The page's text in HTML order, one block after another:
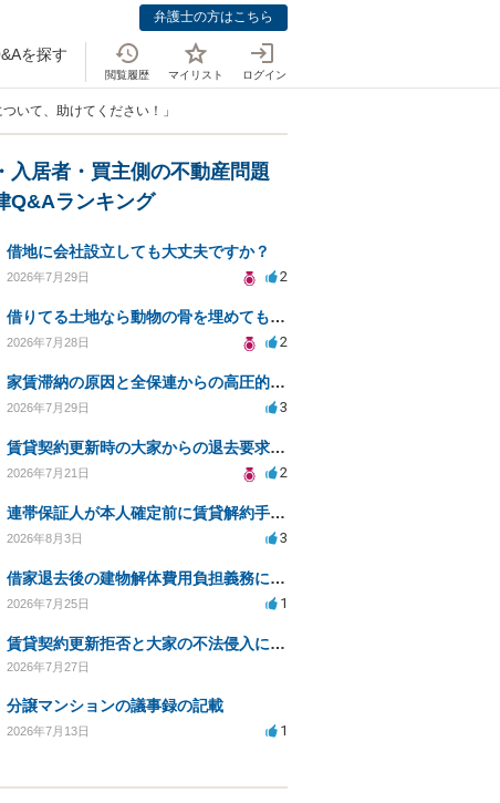
弁護士の方はこちら
を探す
閲覧履歴 マイリスト ログイン
いて、助けてください！」
入居者・買主側の不動産問題
Q&Aランキング
借地に会社設立しても大丈夫ですか？
2026年7月29日 2
借りてる土地なら動物の骨を埋めても大丈夫ですか？
2026年7月28日 2
家賃滞納の原因と全保連からの高圧的対応への対策は？
2026年7月29日 3
賃貸契約更新時の大家からの退去要求への法的対応方法は？
2026年7月21日 2
連帯保証人が本人確定前に賃貸解約手続きをすることに関して
2026年8月3日 3
借家退去後の建物解体費用負担義務についての法的相談（補足説明修正）
2026年7月25日 1
賃貸契約更新拒否と大家の不法侵入についての法的対処方法は？
2026年7月27日
分譲マンションの議事録の記載
2026年7月13日 1